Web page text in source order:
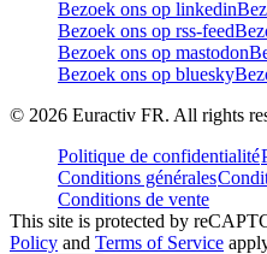
Bezoek ons op linkedin
Bezoek ons op rss-feed
Bezoek ons op mastodon
Bezoek ons op bluesky
© 2026 Euractiv FR. All rights
Politique de confidentialité
Conditions générales
Conditions de vente
This site is protected by
Policy and Terms of Service